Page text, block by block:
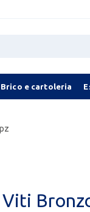
Brico e cartoleria
Viti